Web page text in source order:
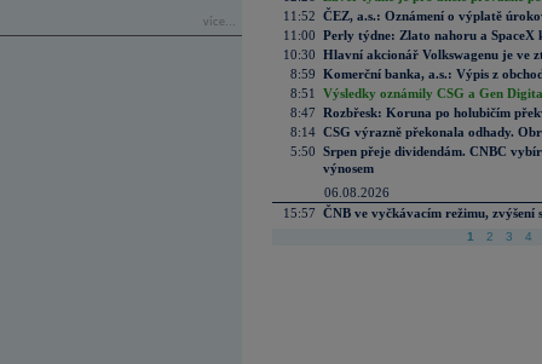
více...
11:52 ČEZ, a.s.: Oznámení o výplatě
11:00 Perly týdne: Zlato nahoru a SpaceX
10:30 Hlavní akcionář Volkswagenu je ve
8:59 Komerční banka, a.s.: Výpis z
8:51
Výsledky oznámily CSG a Gen
8:47 Rozbřesk: Koruna po holubičím
8:14 CSG výrazně překonala odhady.
5:50 Srpen přeje dividendám. CNBC
výnosem
06.08.2026
15:57 ČNB ve vyčkávacím režimu, zvýšení
1 2 3 4